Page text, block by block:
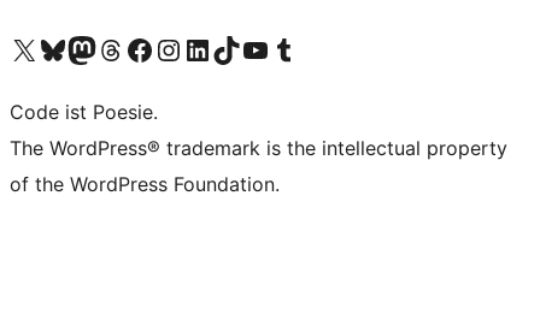
Unser X-Konto (früher Twitter) besuchen
Unser Bluesky-Konto besuchen
Unser Mastodon-Konto besuchen
Unser Threads-Konto besuchen
Unsere Facebook-Seite besuchen
Unser Instagram-Konto besuchen
Unser LinkedIn-Konto besuchen
Unser TikTok-Konto besuchen
Unseren YouTube-Kanal besuchen
Unser Tumblr-Konto besuchen
Code ist Poesie.
The WordPress® trademark is the intellectual property
of the WordPress Foundation.